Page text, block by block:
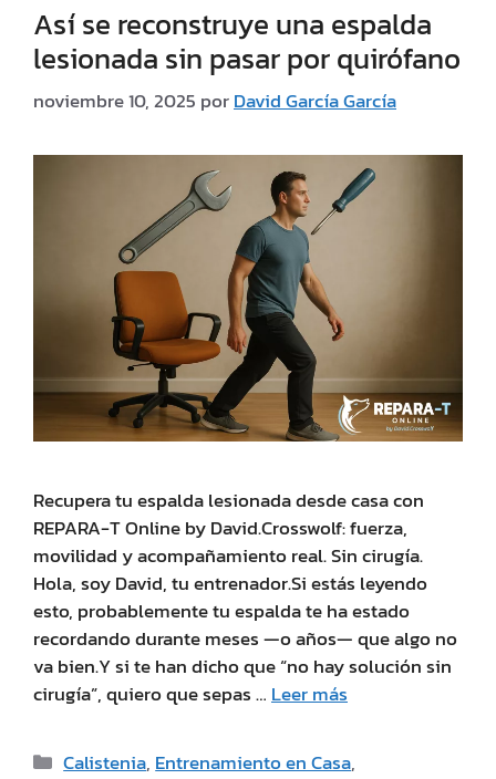
Así se reconstruye una espalda
lesionada sin pasar por quirófano
noviembre 10, 2025 porDavid García García
Recupera tu espalda lesionada desde casa con
REPARA-T Online by David.Crosswolf: fuerza,
movilidad y acompañamiento real. Sin cirugía.
Hola, soy David, tu entrenador.Si estás leyendo
esto, probablemente tu espalda te ha estado
recordando durante meses —o años— que algo no
va bien.Y si te han dicho que “no hay solución sin
cirugía”, quiero que sepas … Leer más
Calistenia, Entrenamiento en Casa,